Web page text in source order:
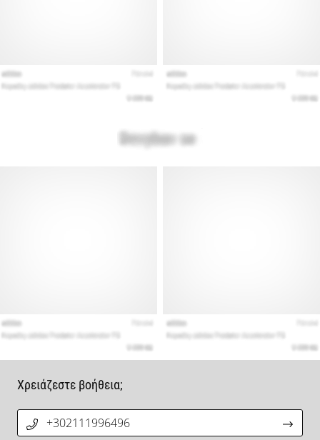
Χρειάζεστε βοήθεια;
+302111996496